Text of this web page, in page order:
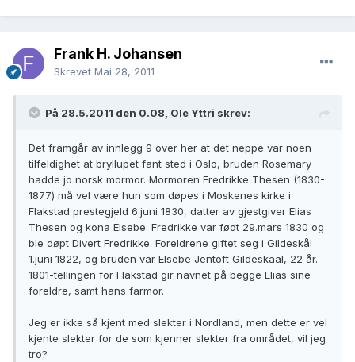
Frank H. Johansen
Skrevet Mai 28, 2011
På 28.5.2011 den 0.08, Ole Yttri skrev:
Det framgår av innlegg 9 over her at det neppe var noen
tilfeldighet at bryllupet fant sted i Oslo, bruden Rosemary
hadde jo norsk mormor. Mormoren Fredrikke Thesen (1830-
1877) må vel være hun som døpes i Moskenes kirke i
Flakstad prestegjeld 6.juni 1830, datter av gjestgiver Elias
Thesen og kona Elsebe. Fredrikke var født 29.mars 1830 og
ble døpt Divert Fredrikke. Foreldrene giftet seg i Gildeskål
1.juni 1822, og bruden var Elsebe Jentoft Gildeskaal, 22 år.
1801-tellingen for Flakstad gir navnet på begge Elias sine
foreldre, samt hans farmor.
Jeg er ikke så kjent med slekter i Nordland, men dette er vel
kjente slekter for de som kjenner slekter fra området, vil jeg
tro?